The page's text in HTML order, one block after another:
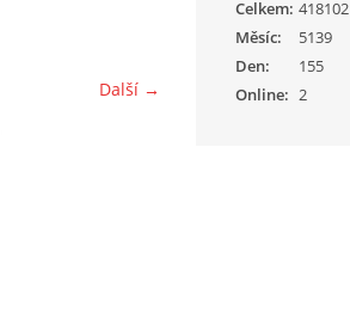
Další → Online: 2
Celkem: 418102
Měsíc:
5139
Den:
155